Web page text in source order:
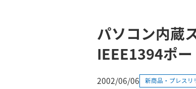
パソコン内蔵
IEEE1394ポ
2002/06/06 新商品・プレスリ